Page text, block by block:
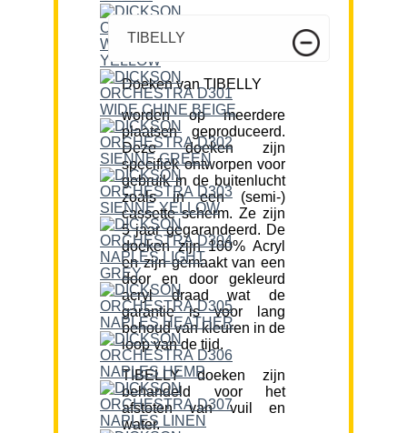
TIBELLY
Doeken van TIBELLY
worden op meerdere
plaatsen geproduceerd.
Deze doeken zijn
specifiek ontworpen voor
gebruik in de buitenlucht
zoals in een (semi-)
cassette scherm. Ze zijn
5 jaar gegarandeerd. De
doeken zijn 100% Acryl
en zijn gemaakt van een
door en door gekleurd
acryl draad wat de
garantie is voor lang
behoud van kleuren in de
loop van de tijd.
TIBELLY doeken zijn
behandeld voor het
afstoten van vuil en
water.